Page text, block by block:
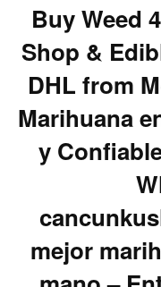
Buy Weed
Shop &
DHL from
Marihuana
y
mejor